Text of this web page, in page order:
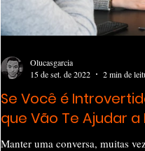
Se Você é
que Vão Te Ajudar
Com Qualquer
Manter uma conversa, muitas
Olucasgarcia
15 de set. de 2022
2 min de